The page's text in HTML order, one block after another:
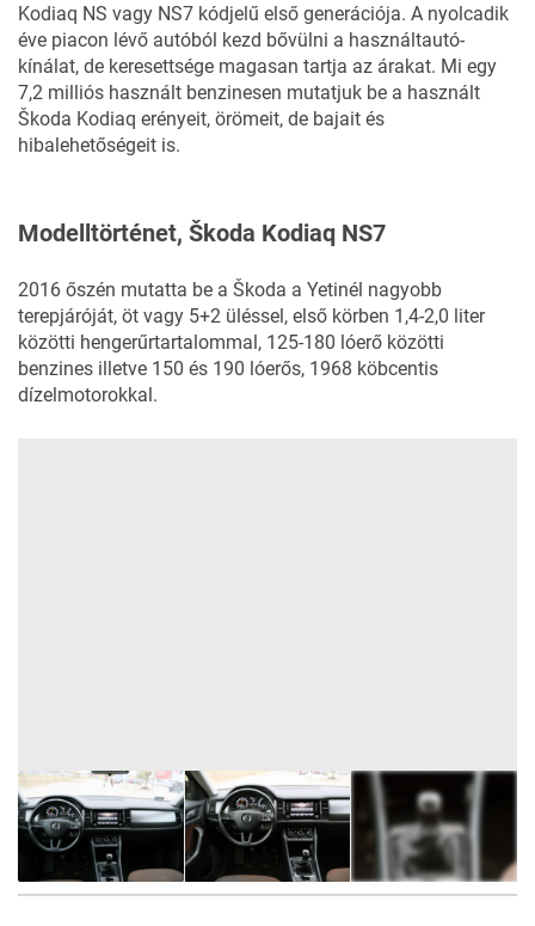
Kodiaq NS vagy NS7 kódjelű első generációja. A nyolcadik
éve piacon lévő autóból kezd bővülni a használtautó-
kínálat, de keresettsége magasan tartja az árakat. Mi egy
7,2 milliós használt benzinesen mutatjuk be a használt
Škoda Kodiaq erényeit, örömeit, de bajait és
hibalehetőségeit is.
Modelltörténet, Škoda Kodiaq NS7
2016 őszén mutatta be a Škoda a Yetinél nagyobb
terepjáróját, öt vagy 5+2 üléssel, első körben 1,4-2,0 liter
közötti hengerűrtartalommal, 125-180 lóerő közötti
benzines illetve 150 és 190 lóerős, 1968 köbcentis
dízelmotorokkal.